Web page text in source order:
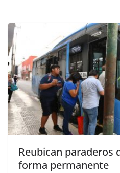
Reubican paraderos
forma permanente